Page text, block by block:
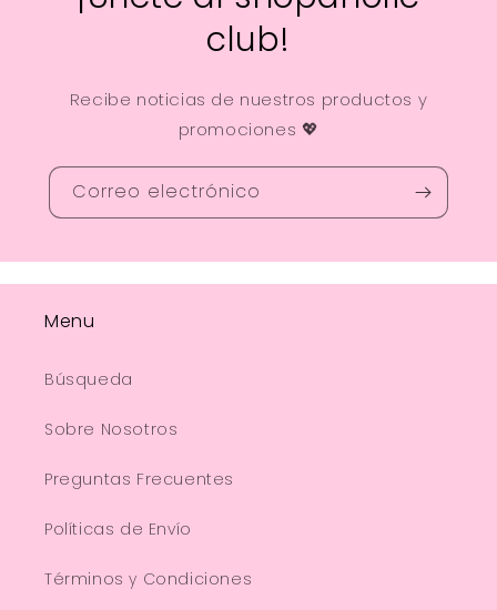
club!
Recibe noticias de nuestros productos y
promociones 💖
Correo electrónico
Menu
Búsqueda
Sobre Nosotros
Preguntas Frecuentes
Políticas de Envío
Términos y Condiciones